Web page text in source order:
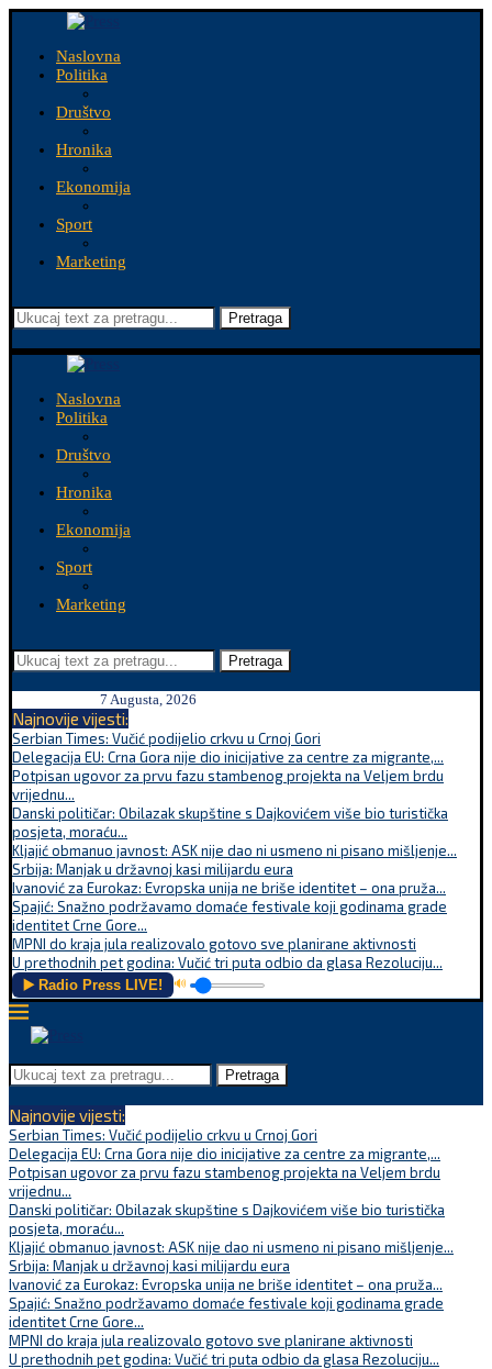
Naslovna
Politika
Društvo
Hronika
Ekonomija
Sport
Marketing
Pretraga
Naslovna
Politika
Društvo
Hronika
Ekonomija
Sport
Marketing
Pretraga
7 Augusta, 2026
Najnovije vijesti:
Serbian Times: Vučić podijelio crkvu u Crnoj Gori
Delegacija EU: Crna Gora nije dio inicijative za centre za migrante,...
Potpisan ugovor za prvu fazu stambenog projekta na Veljem brdu
vrijednu...
Danski političar: Obilazak skupštine s Dajkovićem više bio turistička
posjeta, moraću...
Kljajić obmanuo javnost: ASK nije dao ni usmeno ni pisano mišljenje...
Srbija: Manjak u državnoj kasi milijardu eura
Ivanović za Eurokaz: Evropska unija ne briše identitet – ona pruža...
Spajić: Snažno podržavamo domaće festivale koji godinama grade
identitet Crne Gore...
MPNI do kraja jula realizovalo gotovo sve planirane aktivnosti
U prethodnih pet godina: Vučić tri puta odbio da glasa Rezoluciju...
▶️ Radio Press LIVE! 🔊
Pretraga
Najnovije vijesti:
Serbian Times: Vučić podijelio crkvu u Crnoj Gori
Delegacija EU: Crna Gora nije dio inicijative za centre za migrante,...
Potpisan ugovor za prvu fazu stambenog projekta na Veljem brdu
vrijednu...
Danski političar: Obilazak skupštine s Dajkovićem više bio turistička
posjeta, moraću...
Kljajić obmanuo javnost: ASK nije dao ni usmeno ni pisano mišljenje...
Srbija: Manjak u državnoj kasi milijardu eura
Ivanović za Eurokaz: Evropska unija ne briše identitet – ona pruža...
Spajić: Snažno podržavamo domaće festivale koji godinama grade
identitet Crne Gore...
MPNI do kraja jula realizovalo gotovo sve planirane aktivnosti
U prethodnih pet godina: Vučić tri puta odbio da glasa Rezoluciju...